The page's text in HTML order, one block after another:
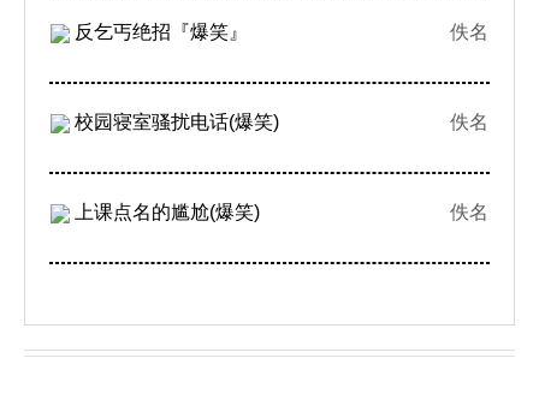
反乞丐绝招『爆笑』 佚名
校园寝室骚扰电话(爆笑) 佚名
上课点名的尴尬(爆笑) 佚名